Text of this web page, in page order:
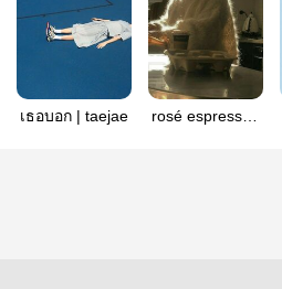
เธอบอก | taejae
rosé espresso |